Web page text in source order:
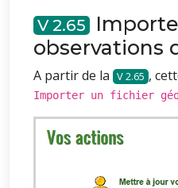
2.65
observations
A partir de la 2.65 ,
Importer un fichier